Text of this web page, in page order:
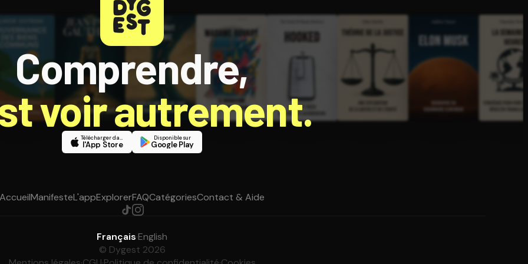
Comprendre,
voir autrement.
Télécharger dans
l'App Store
Disponible sur
Google Play
AccueilManifesteL'appExplorerFAQCatégoriesContact & Aide
Français·English
© Dygest 2026